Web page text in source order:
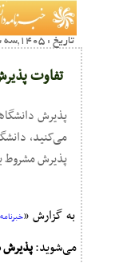
تاریخ : 1405,سه شنبه 12 خرداد22:07
تفاوت
پذیرش
می‌کنید،
پذیرش مشروط
به گزارش «
می‌شوید: